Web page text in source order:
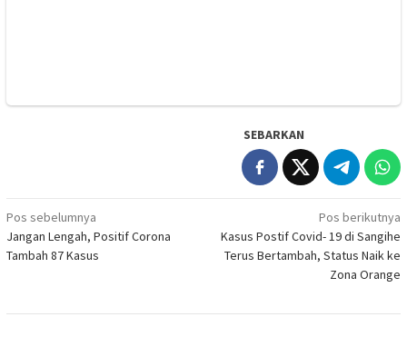
SEBARKAN
Navigasi
pos
Pos sebelumnya
Jangan Lengah, Positif Corona
Tambah 87 Kasus
Pos berikutnya
Kasus Postif Covid- 19 di Sangihe
Terus Bertambah, Status Naik ke
Zona Orange